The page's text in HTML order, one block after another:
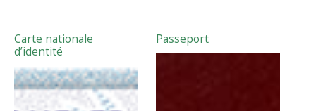
Carte nationale
d’identité
Passeport